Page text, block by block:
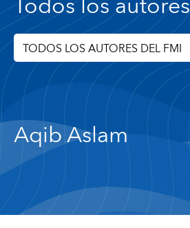
TODOS LOS AUTORES DEL FMI
Aqib Aslam